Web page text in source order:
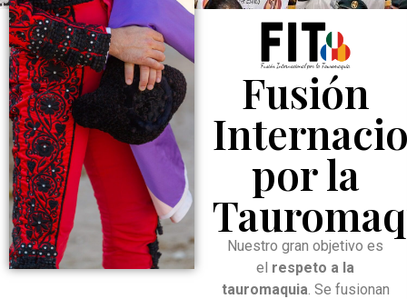
Fusión
por la
Nuestro gran objetivo es
el respeto a la
tauromaquia . Se fusionan